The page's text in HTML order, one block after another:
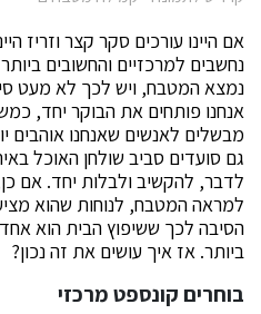
אם היינו עורכים סקר קצר וזריז
נחשבים למרכזיים והחשובים
נמצא המטבח, ויש לכך לא מעט
אנחנו פותחים את הבוקר יחד,
מבשלים לאנשים שאנחנו אוהבים
גם סועדים סביב שולחן האוכל
לדבר, להקשיב ולבלות יחד. אם
למראה המטבח, לנוחות שהוא מציע
הסיבה לכך ששיפוץ הבית הוא
ביותר. אז איך עושים את זה נכון?
בוחרים קונספט מרכזי